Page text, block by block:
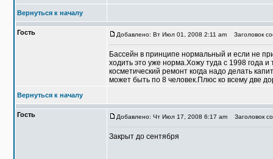
Вернуться к началу
Гость Добавлено: Вт Июл 01, 2008 2:11 am Заголовок
Бассейн в принципе нормальный и если не
ходить это уже норма.Хожу туда с 1998 года
косметический ремонт когда надо делать
может быть по 8 человек.Плюс ко всему две
Вернуться к началу
Гость Добавлено: Чт Июл 17, 2008 6:17 am Заголовок
Закрыт до сентября